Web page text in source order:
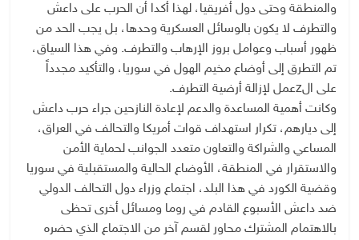
والمنطقة وحتى دول أفريقيا، لهذا أكدا أن الحرب على داعش
والتطرف لا يكون بالوسائل العسكرية وحدها، بل يجب الحد من
ظهور أسباب وعوامل بروز الإرهاب والتطرف. وفي هذا السياق،
تم التطرق إلى أوضاع مخيم الهول في سوريا، والتأكيد مجدداً
على الzعمل لإزالة أرضية التطرف.
وكانت أهمية المساعدة والدعم لإعادة النازحين جراء حرب داعش
إلى ديارهم، تكرار استهداف قوات أمريكا والتحالف في العراق،
المساعي والشراكة والتعاون متعدد الجوانب لحماية الأمن
والاستقرار في المنطقة، الأوضاع الحالية والمستقبلية في سوريا
وقضية الكورد في هذا البلد، اجتماع وزراء دول التحالف الدولي
ضد داعش الأسبوع القادم في روما ومسائل أخرى تحظى
بالاهتمام المشترك محاور لقسم آخر من الاجتماع الذي حضره